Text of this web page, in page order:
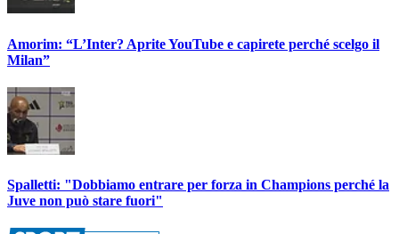
Amorim: “L’Inter? Aprite YouTube e capirete perché scelgo il
Milan”
Spalletti: "Dobbiamo entrare per forza in Champions perché la
Juve non può stare fuori"